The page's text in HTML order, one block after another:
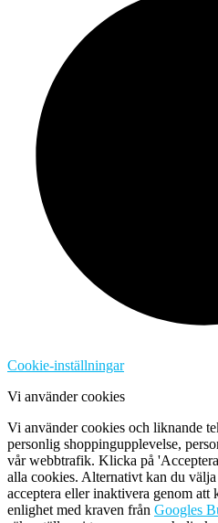
Cookie-inställningar
Vi använder cookies
Vi använder cookies och liknande
personlig shoppingupplevelse,
vår webbtrafik. Klicka på
alla cookies. Alternativt kan du
acceptera eller inaktivera genom att
enlighet med kraven från Googles